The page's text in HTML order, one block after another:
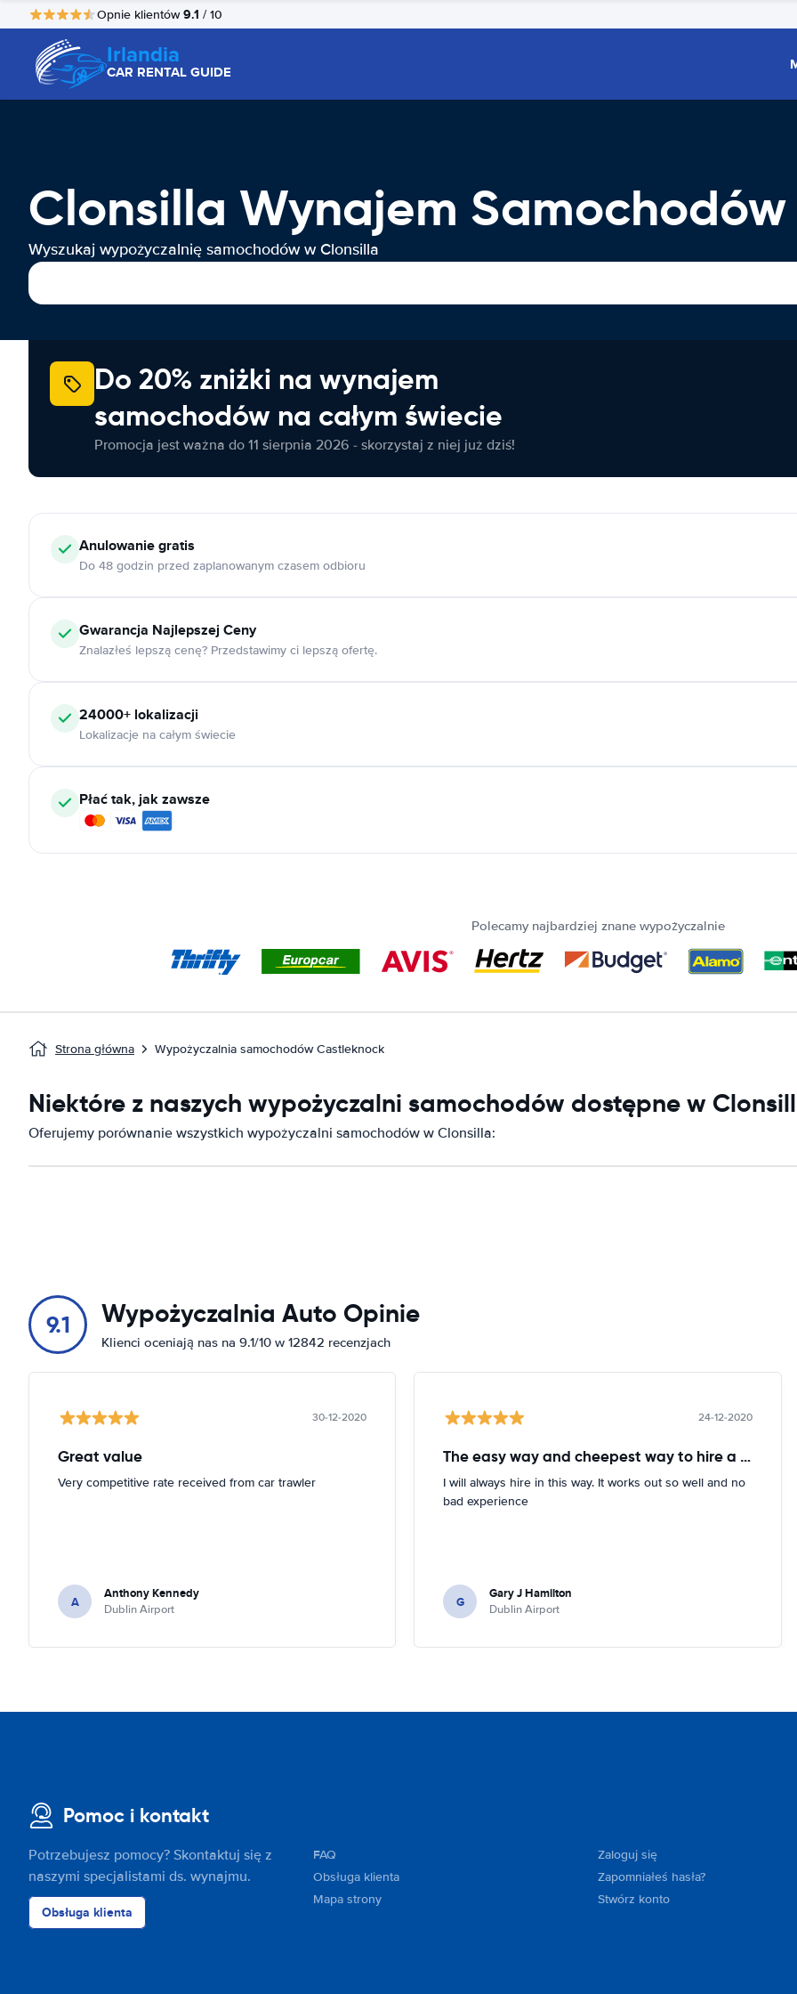
Opnie klientów9.1 / 10
Irlandia
CAR RENTAL GUIDE
Clonsilla Wynajem Samochodów
Wyszukaj wypożyczalnię samochodów w Clonsilla
Do 20% zniżki na wynajem
samochodów na całym świecie
Promocja jest ważna do 11 sierpnia 2026 - skorzystaj z niej już dziś!
Anulowaniegratis
Do 48 godzin przed zaplanowanym czasem odbioru
Gwarancja Najlepszej Ceny
Znalazłeś lepszą cenę? Przedstawimy ci lepszą ofertę.
24000+ lokalizacji
Lokalizacje na całym świecie
Płać tak, jak zawsze
Polecamy najbardziej znane wypożyczalnie
Strona główna Wypożyczalnia samochodów Castleknock
Niektóre z naszych wypożyczalni samochodów dostępne w
Oferujemy porównanie wszystkich wypożyczalni samochodów w Clonsilla:
9.1 Wypożyczalnia Auto Opinie
Klienci oceniają nas na 9.1/10 w 12842 recenzjach
30-12-2020
Great value
Very competitive rate received from car trawler
A Anthony Kennedy
Dublin Airport
24-12-2020
The easy way and cheepest way to hire a car
I will always hire in this way. It works out so well and no
bad experience
G Gary J Hamilton
Dublin Airport
Pomoc i kontakt
Potrzebujesz pomocy? Skontaktuj się z
naszymi specjalistami ds. wynajmu.
Obsługa klienta
FAQ
Obsługa klienta
Mapa strony
Zaloguj się
Zapomniałeś hasła?
Stwórz konto